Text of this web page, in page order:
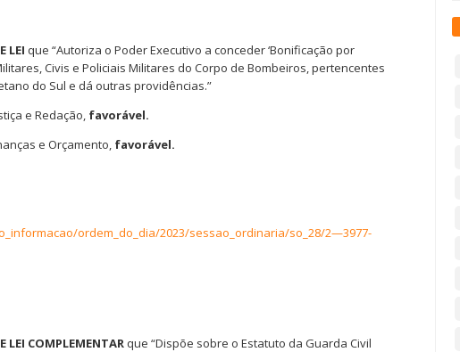
LEI que “Autoriza o Poder Executivo a conceder ‘Bonificação por
Civis e Policiais Militares do Corpo de Bombeiros, pertencentes
do Sul e dá outras providências.”
e Redação, favorável.
e Orçamento, favorável.
ordem_do_dia/2023/sessao_ordinaria/so_28/2—3977-
LEI COMPLEMENTARque “Dispõe sobre o Estatuto da Guarda Civil